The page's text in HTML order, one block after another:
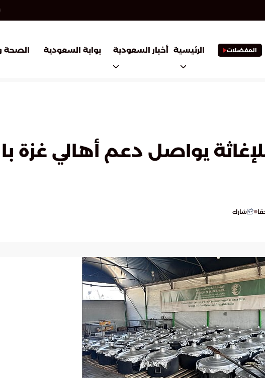
المفضلات الرئيسية أخبار السعودية بوابة السعودية الصحة
يواصل دعم أهالي غزة
شارك